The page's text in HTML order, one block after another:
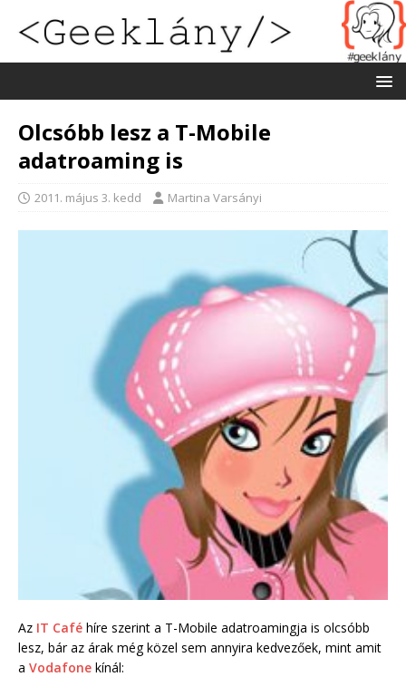
Olcsóbb lesz a T-Mobile
adatroaming is
2011. május 3. kedd Martina Varsányi
Az IT Café híre szerint a T-Mobile adatroamingja is olcsóbb
lesz, bár az árak még közel sem annyira kedvezőek, mint amit
a Vodafone kínál: